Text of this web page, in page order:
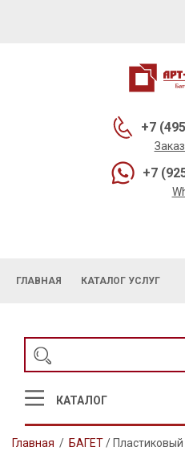
+7
+7
ГЛАВНАЯ КАТАЛОГ УСЛУГ
КАТАЛОГ
Главная / БАГЕТ/ Пластиковый